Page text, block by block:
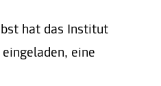
hat das Institut
eine